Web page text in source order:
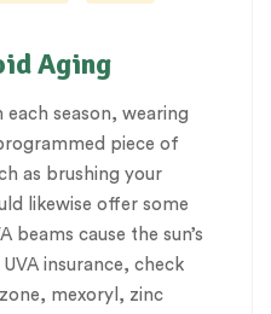
Aging
season, wearing
piece of
as brushing your
likewise offer some
beams cause the sun’s
insurance, check
mexoryl, zinc